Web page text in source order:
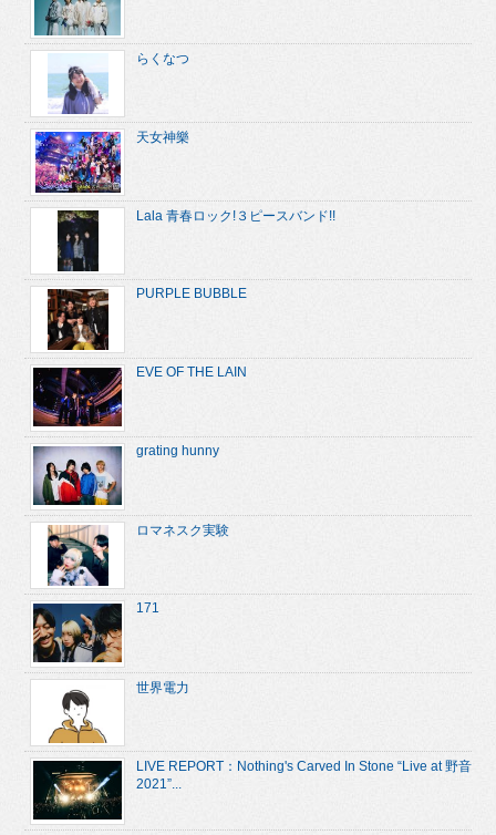
らくなつ
天女神樂
Lala 青春ロック!３ピースバンド!!
PURPLE BUBBLE
EVE OF THE LAIN
grating hunny
ロマネスク実験
171
世界電力
LIVE REPORT：Nothing's Carved In Stone “Live at 野音
2021”...